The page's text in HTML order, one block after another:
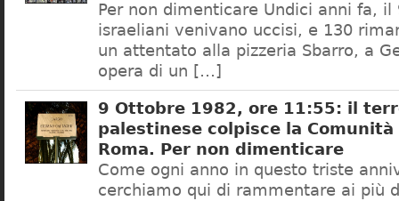
Per non dimenticare Undici anni fa, il
israeliani venivano uccisi, e 130
un attentato alla pizzeria Sbarro, a
opera di un […]
9 Ottobre 1982, ore 11:55: il
palestinese colpisce la Comunità
Roma. Per non dimenticare
Come ogni anno in questo triste
cerchiamo qui di rammentare ai più